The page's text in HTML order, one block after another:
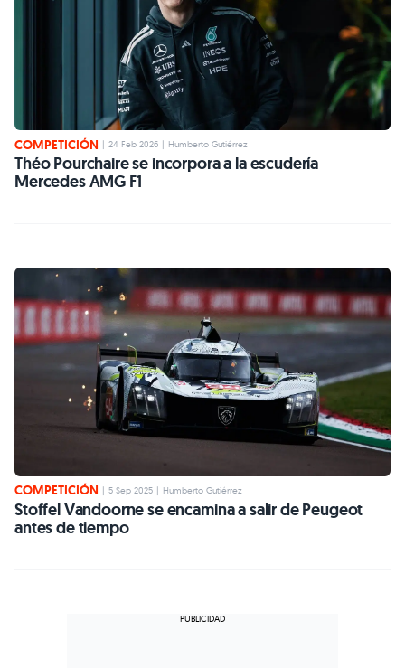
COMPETICIÓN 24 Feb 2026 Humberto Gutiérrez
Théo Pourchaire se incorpora a la escudería
Mercedes AMG F1
COMPETICIÓN | 5 Sep 2025 | Humberto Gutiérrez
Stoffel Vandoorne se encamina a salir de Peugeot
antes de tiempo